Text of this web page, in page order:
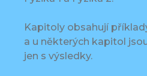
Kapitoly obsahují
a u některých kapitol
jen s výsledky.